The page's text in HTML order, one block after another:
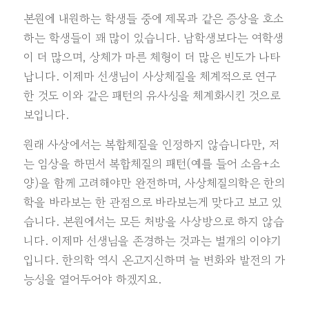
본원에 내원하는 학생들 중에 제목과 같은 증상을 호소
하는 학생들이 꽤 많이 있습니다. 남학생보다는 여학생
이 더 많으며, 상체가 마른 체형이 더 많은 빈도가 나타
납니다. 이제마 선생님이 사상체질을 체계적으로 연구
한 것도 이와 같은 패턴의 유사성을 체계화시킨 것으로
보입니다.
원래 사상에서는 복합체질을 인정하지 않습니다만, 저
는 임상을 하면서 복합체질의 패턴(예를 들어 소음+소
양)을 함께 고려해야만 완전하며, 사상체질의학은 한의
학을 바라보는 한 관점으로 바라보는게 맞다고 보고 있
습니다. 본원에서는 모든 처방을 사상방으로 하지 않습
니다. 이제마 선생님을 존경하는 것과는 별개의 이야기
입니다. 한의학 역시 온고지신하며 늘 변화와 발전의 가
능성을 열어두어야 하겠지요.